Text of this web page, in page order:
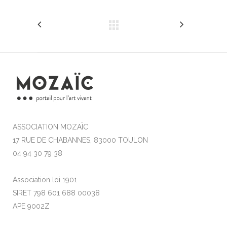
ASSOCIATION MOZAÏC
17 RUE DE CHABANNES, 83000 TOULON
04 94 30 79 38
Association loi 1901
SIRET 798 601 688 00038
APE 9002Z